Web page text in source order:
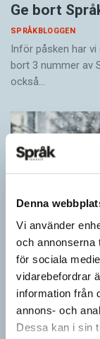
Denna
Vi använder
och annonserna
för sociala
vidarebefordrar
information från
annons- och
Dessa kan i sin
Ge bort
SPRÅKBLOGGEN
Inför påsken har
bort 3 nummer av
också…
Särskolan